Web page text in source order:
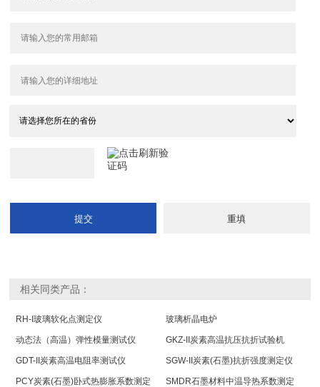
相关同类产品：
RH-I玻璃软化点测定仪 玻璃析晶电炉
动态法（高温）弹性模量测试仪 GKZ-II炭素高温抗压抗折试验机
GDT-II炭素高温电阻率测试仪 SGW-II炭素(石墨)抗折强度测定仪
PCY炭素(石墨)卧式热膨胀系数测定
SMDR石墨材料中温导热系数测定